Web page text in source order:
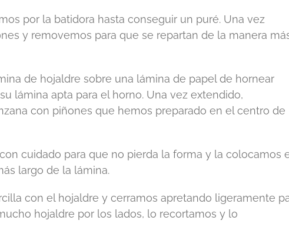
por la batidora hasta conseguir un puré. Una vez
y removemos para que se repartan de la manera
de hojaldre sobre una lámina de papel de hornear
lámina apta para el horno. Una vez extendido,
con piñones que hemos preparado en el centro de
cuidado para que no pierda la forma y la colocamos
largo de la lámina.
con el hojaldre y cerramos apretando ligeramente
hojaldre por los lados, lo recortamos y lo